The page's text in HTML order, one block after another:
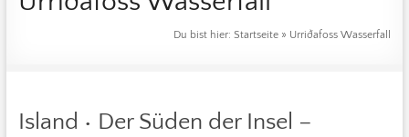
Du bist hier:Startseite » Urriðafoss Wasserfall
Island • Der Süden der Insel –